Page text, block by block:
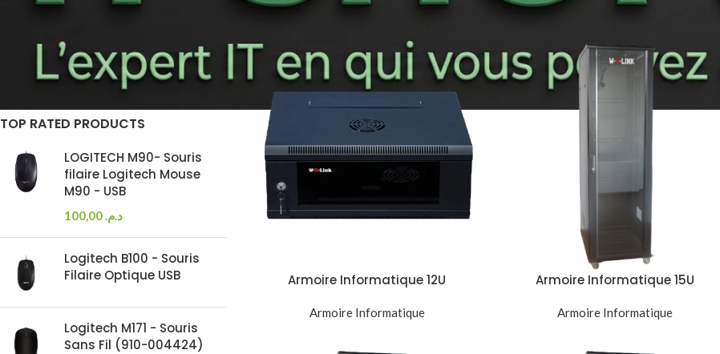
TOP RATED PRODUCTS
LOGITECH M90- Souris
filaire Logitech Mouse
M90 - USB
د.م.
Logitech B100 - Souris
Filaire Optique USB
Logitech M171 - Souris
Sans Fil (910-004424)
Accueil Produits identifiés “baie serveur” Show
Armoire Informatique 12U
Murale Noir
Armoire Informatique
Armoire Informatique 15U
Noir
Armoire Informatique